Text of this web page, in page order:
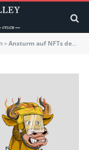
»Ansturm auf NFTs des EV Zug (EVZ)